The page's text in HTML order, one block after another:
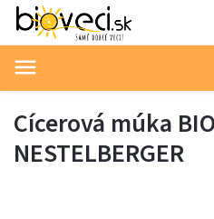
Cícerová múka
NESTELBERGER